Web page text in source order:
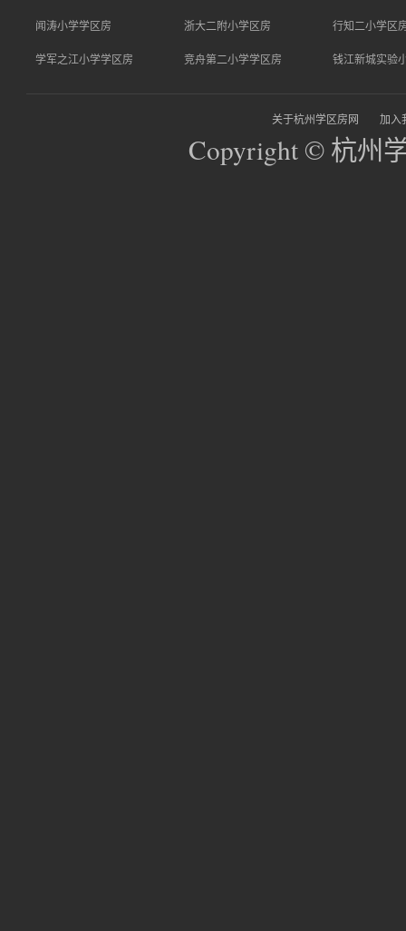
闻涛小学学区房 浙大二附小学区房 行知二小学区
学军之江小学学区房 竞舟第二小学学区房 钱江新城实验
关于杭州学区房网 加入
Copyright © 杭州